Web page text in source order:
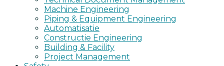
Machine Engineering
Piping & Equipment Engineering
Automatisatie
Constructie Engineering
Building & Facility
Project Management